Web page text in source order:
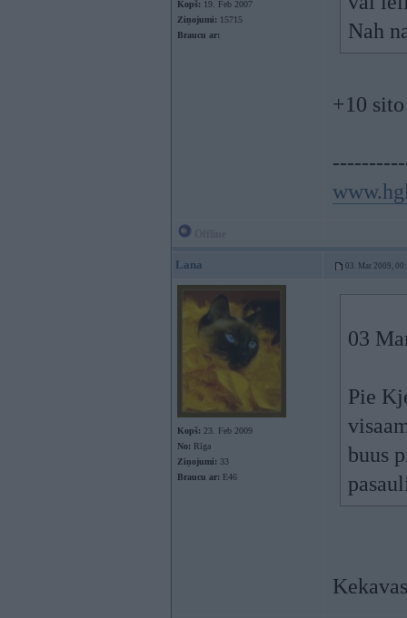
Kopš: 19. Feb 2007
Ziņojumi: 15715
Braucu ar:
Nah
+10
Lana 03. Mar 2009,
Kopš: 23. Feb 2009
No: Rīga
Ziņojumi: 33
Braucu ar: E46
03
Pie
buus